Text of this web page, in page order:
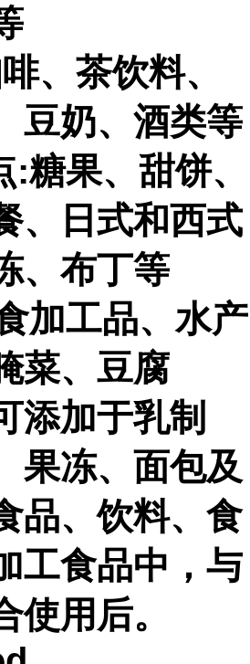
、茶饮料、
豆奶、酒类等
糖果、甜饼、
、日式和西式
、布丁等
加工品、水产
菜、豆腐
添加于乳制
果冻、面包及
品、饮料、食
工食品中，与
使用后。